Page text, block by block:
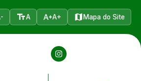
A A+ Mapa do Site